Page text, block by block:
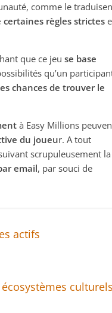
comme le
certaines règles strictes
que ce jeu se base
qu’un
chances de trouver le
à Easy Millions
du joueur. A tout
scrupuleusement la
email, par souci de
actifs
culturels